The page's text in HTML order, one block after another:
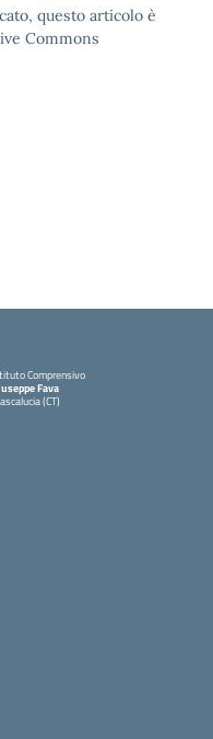
questo articolo è
Commons
Comprensivo
Fava
(CT)